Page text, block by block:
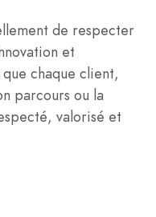
de respecter
et
chaque client,
parcours ou la
valorisé et